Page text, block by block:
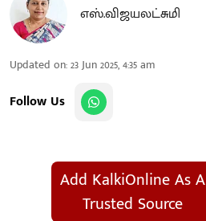
எஸ்.விஜயலட்சுமி
Updated on:23 Jun 2025, 4:35 am
Follow Us
Add KalkiOnline As A
Trusted Source